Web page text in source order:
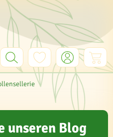
unseren Blog